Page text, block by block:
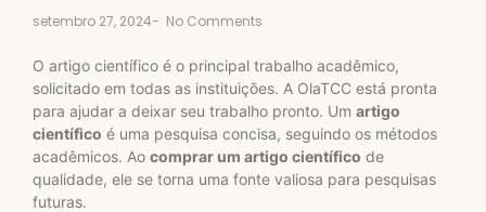
setembro 27, 2024- No Comments
O artigo científico é o principal trabalho acadêmico,
solicitado em todas as instituições. A OlaTCC está pronta
para ajudar a deixar seu trabalho pronto. Um artigo
científico é uma pesquisa concisa, seguindo os métodos
acadêmicos. Ao comprar um artigo científico de
qualidade, ele se torna uma fonte valiosa para pesquisas
futuras.